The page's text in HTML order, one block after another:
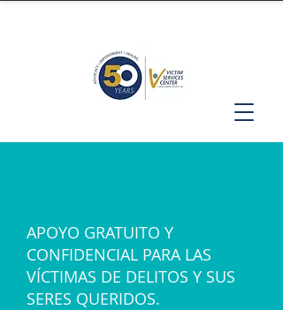
APOYO GRATUITO Y
CONFIDENCIAL PARA LAS
VÍCTIMAS DE DELITOS Y SUS
SERES QUERIDOS.